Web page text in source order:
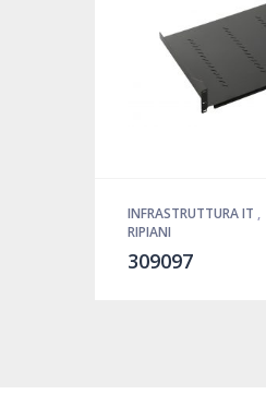
INFRASTRUTTURA IT ,
RIPIANI
309097